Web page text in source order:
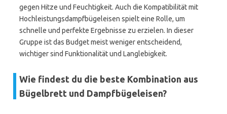
gegen Hitze und Feuchtigkeit. Auch die Kompatibilität mit
Hochleistungsdampfbügeleisen spielt eine Rolle, um
schnelle und perfekte Ergebnisse zu erzielen. In dieser
Gruppe ist das Budget meist weniger entscheidend,
wichtiger sind Funktionalität und Langlebigkeit.
Wie findest du die beste Kombination aus
Bügelbrett und Dampfbügeleisen?